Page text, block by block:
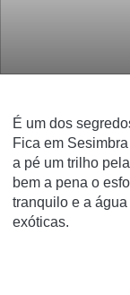
É um dos
Fica em
a pé um trilho
bem a pena o
tranquilo e a
exóticas.